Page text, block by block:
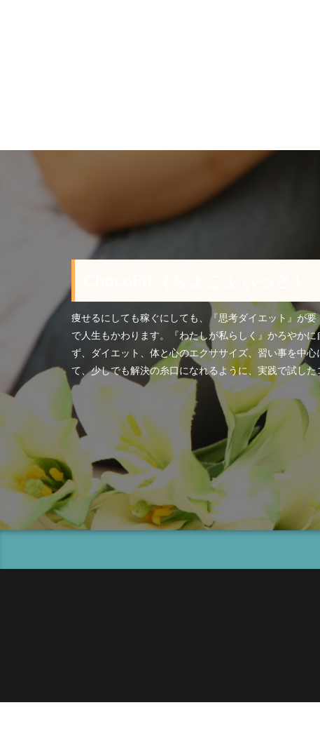
痩せるにしても稼ぐにしても、『思考ダイエット』が
で人生もかわります。『わたしが私らしく』かろやか
ず、ダイエット、体と心のエクササイズ、習い事を中
て、少しでも解決の糸口になれるように、実践で試した